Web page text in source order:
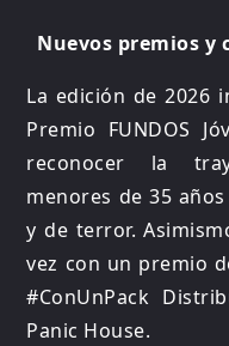
Nuevos premios
La edición de 2026
Premio FUNDOS
reconocer la
menores de 35
y de terror.
vez con un premio
#ConUnPack
Panic House.